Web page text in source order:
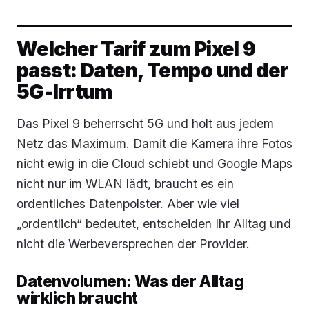
Welcher Tarif zum Pixel 9
passt: Daten, Tempo und der
5G-Irrtum
Das Pixel 9 beherrscht 5G und holt aus jedem
Netz das Maximum. Damit die Kamera ihre Fotos
nicht ewig in die Cloud schiebt und Google Maps
nicht nur im WLAN lädt, braucht es ein
ordentliches Datenpolster. Aber wie viel
„ordentlich“ bedeutet, entscheiden Ihr Alltag und
nicht die Werbeversprechen der Provider.
Datenvolumen: Was der Alltag
wirklich braucht